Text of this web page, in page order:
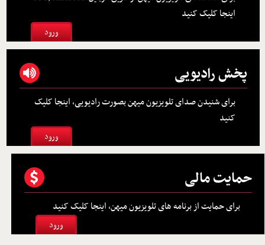
اینجا کلیک کنید
ورود
پخش رادیویی
برای شنیدن صدای تلویزیون میهن بصورت رادیویی، اینجا کلیک
کنید
ورود
حمایت مالی
برای حمایت از برنامه های تلویزیون میهن، اینجا کلیک کنید
ورود